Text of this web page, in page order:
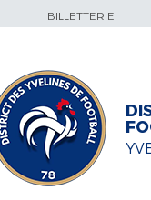
BILLETTERIE